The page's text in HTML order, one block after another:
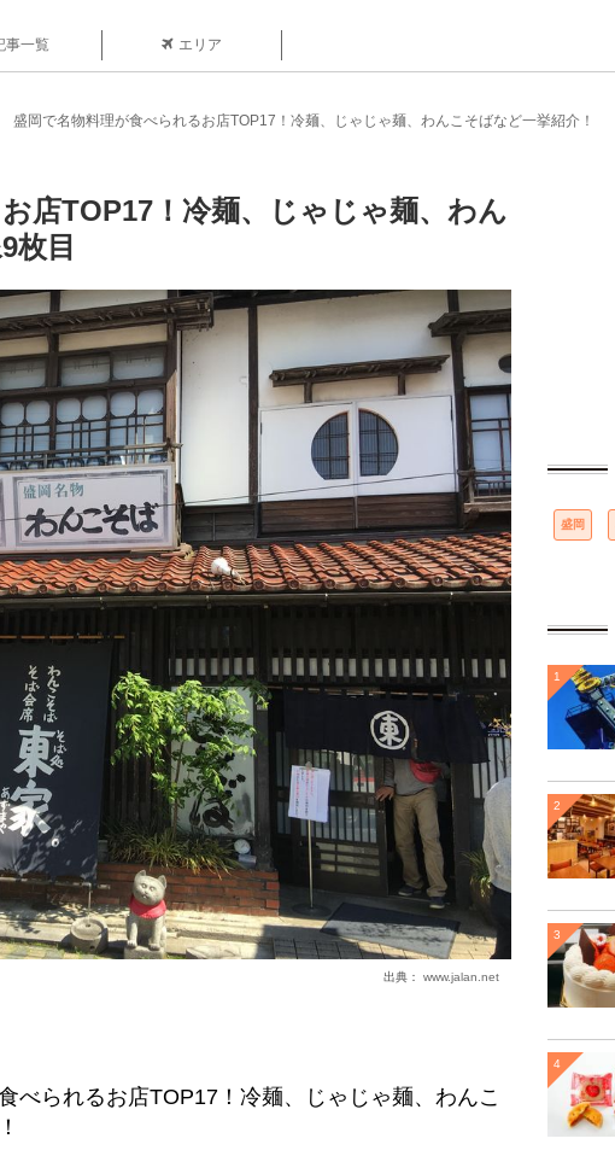
事一覧 エリア
盛岡で名物料理が食べられるお店TOP17！冷麺、じゃじゃ麺、わんこそばなど一挙紹介！
店TOP17！冷麺、じゃじゃ麺、わん
枚目
出典： www.jalan.net
べられるお店TOP17！冷麺、じゃじゃ麺、わんこ
盛岡
1
2
3
4